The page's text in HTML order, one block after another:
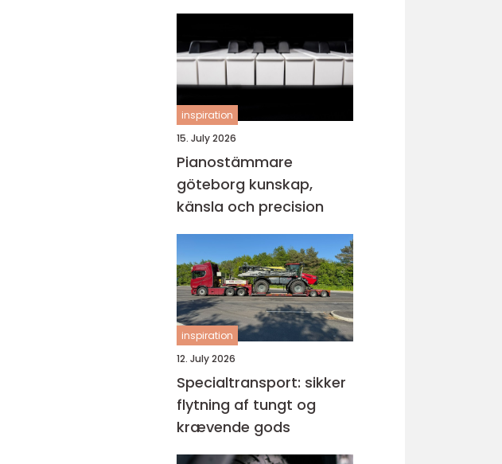
inspiration
15. July 2026
Pianostämmare
göteborg kunskap,
känsla och precision
inspiration
12. July 2026
Specialtransport: sikker
flytning af tungt og
krævende gods